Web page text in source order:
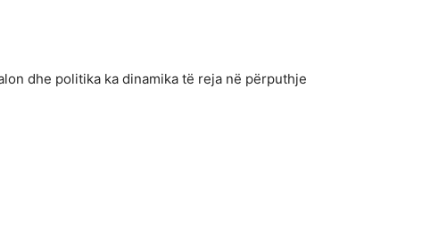
dhe politika ka dinamika të reja në përputhje